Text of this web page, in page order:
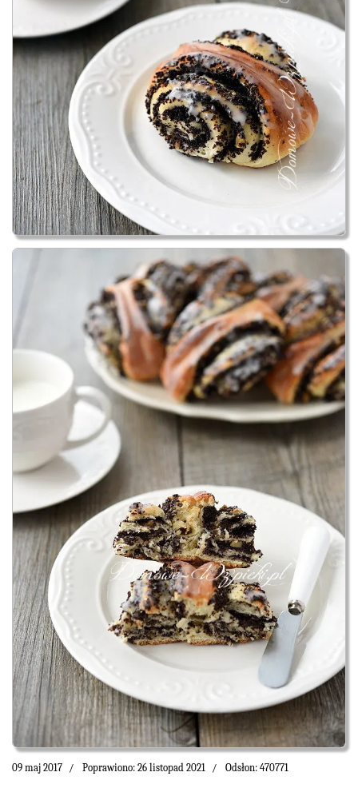
09 maj 2017 Poprawiono: 26 listopad 2021 Odsłon: 470771